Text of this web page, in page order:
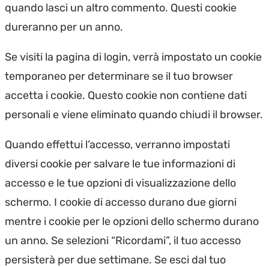
quando lasci un altro commento. Questi cookie
dureranno per un anno.
Se visiti la pagina di login, verrà impostato un cookie
temporaneo per determinare se il tuo browser
accetta i cookie. Questo cookie non contiene dati
personali e viene eliminato quando chiudi il browser.
Quando effettui l’accesso, verranno impostati
diversi cookie per salvare le tue informazioni di
accesso e le tue opzioni di visualizzazione dello
schermo. I cookie di accesso durano due giorni
mentre i cookie per le opzioni dello schermo durano
un anno. Se selezioni “Ricordami”, il tuo accesso
persisterà per due settimane. Se esci dal tuo